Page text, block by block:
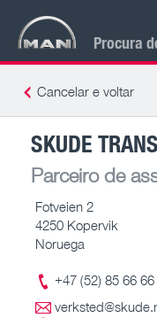
Procura
Cancelar e voltar
SKUDE
Parceiro de
Fotveien 2
4250 Kopervik
Noruega
+47 (52) 85 66 66